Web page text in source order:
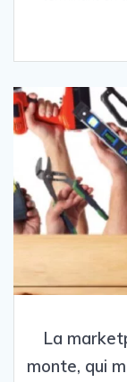
La
monte, qui